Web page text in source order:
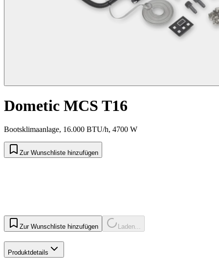
Dometic MCS T16
Bootsklimaanlage, 16.000 BTU/h, 4700 W
Zur Wunschliste hinzufügen
Zur Wunschliste hinzufügen Laden...
Produktdetails